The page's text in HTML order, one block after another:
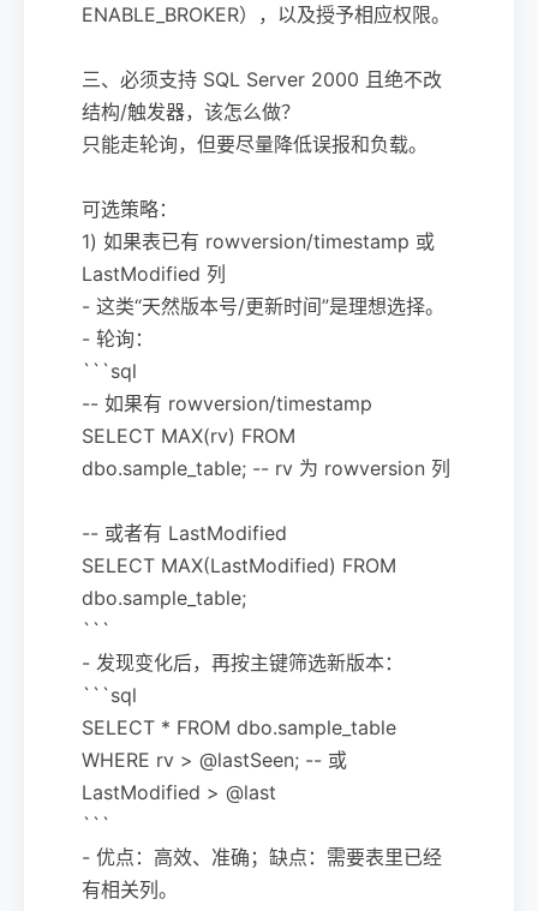
ENABLE_BROKER），以及授予相应权限。
三、必须支持 SQL Server 2000 且绝不改
结构/触发器，该怎么做？
只能走轮询，但要尽量降低误报和负载。
可选策略：
1) 如果表已有 rowversion/timestamp 或
LastModified 列
- 这类“天然版本号/更新时间”是理想选择。
- 轮询：
```sql
-- 如果有 rowversion/timestamp
SELECT MAX(rv) FROM
dbo.sample_table; -- rv 为 rowversion 列
-- 或者有 LastModified
SELECT MAX(LastModified) FROM
dbo.sample_table;
```
- 发现变化后，再按主键筛选新版本：
```sql
SELECT * FROM dbo.sample_table
WHERE rv > @lastSeen; -- 或
LastModified > @last
```
- 优点：高效、准确；缺点：需要表里已经
有相关列。